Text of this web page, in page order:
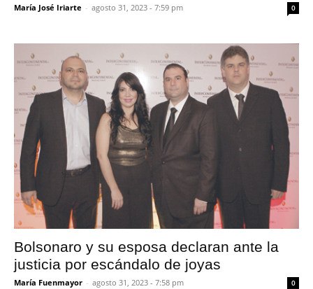
María José Iriarte - agosto 31, 2023 - 7:59 pm 0
Bolsonaro y su esposa declaran ante la
justicia por escándalo de joyas
María Fuenmayor - agosto 31, 2023 - 7:58 pm 0